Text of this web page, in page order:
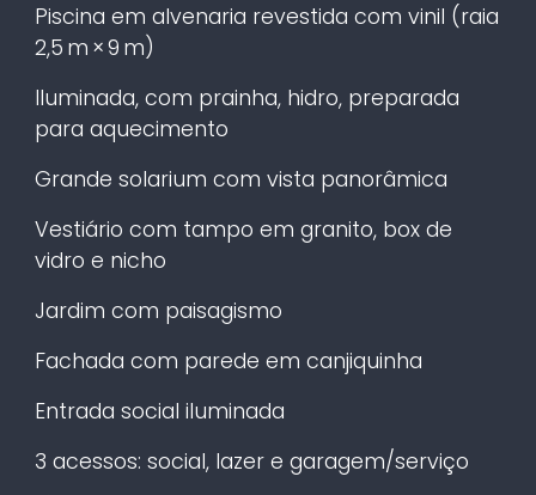
Piscina em alvenaria revestida com vinil (raia
2,5 m × 9 m)
Iluminada, com prainha, hidro, preparada
para aquecimento
Grande solarium com vista panorâmica
Vestiário com tampo em granito, box de
vidro e nicho
Jardim com paisagismo
Fachada com parede em canjiquinha
Entrada social iluminada
3 acessos: social, lazer e garagem/serviço